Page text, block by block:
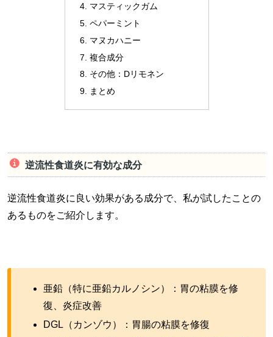
マスティックガム
ペパーミント
マヌカハニー
複合成分
その他：Dリモネン
まとめ
逆流性食道炎に有効な成分
逆流性食道炎に良い効果がある成分で、私が試したことの
あるものをご紹介します。
亜鉛（特に亜鉛カルノシン）：胃の粘膜を修
復、炎症改善
DGL（カンゾウ）：胃腸の粘膜を修復